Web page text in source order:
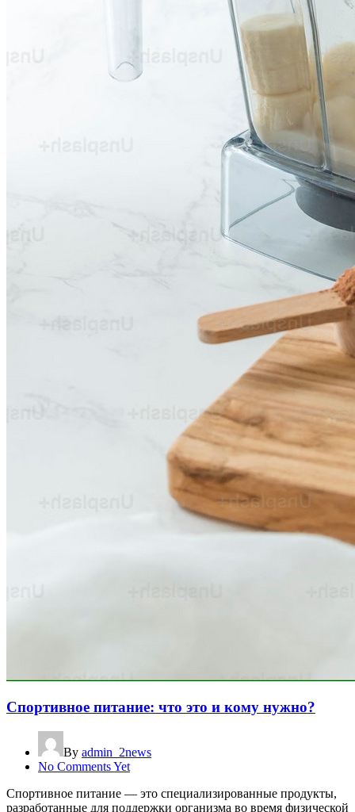
Спортивное питание: что это и кому нужно?
By admin_2news
No Comments Yet
Спортивное питание — это специализированные продукты,
разработанные для поддержки организма во время физической